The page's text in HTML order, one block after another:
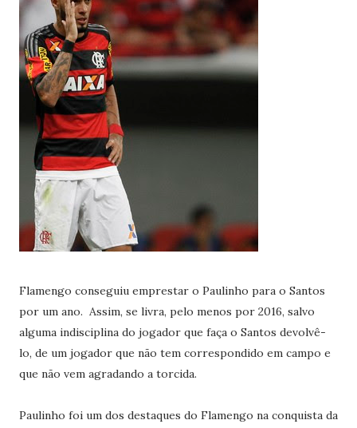
Flamengo conseguiu emprestar o Paulinho para o Santos
por um ano. Assim, se livra, pelo menos por 2016, salvo
alguma indisciplina do jogador que faça o Santos devolvê-
lo, de um jogador que não tem correspondido em campo e
que não vem agradando a torcida.
Paulinho foi um dos destaques do Flamengo na conquista da